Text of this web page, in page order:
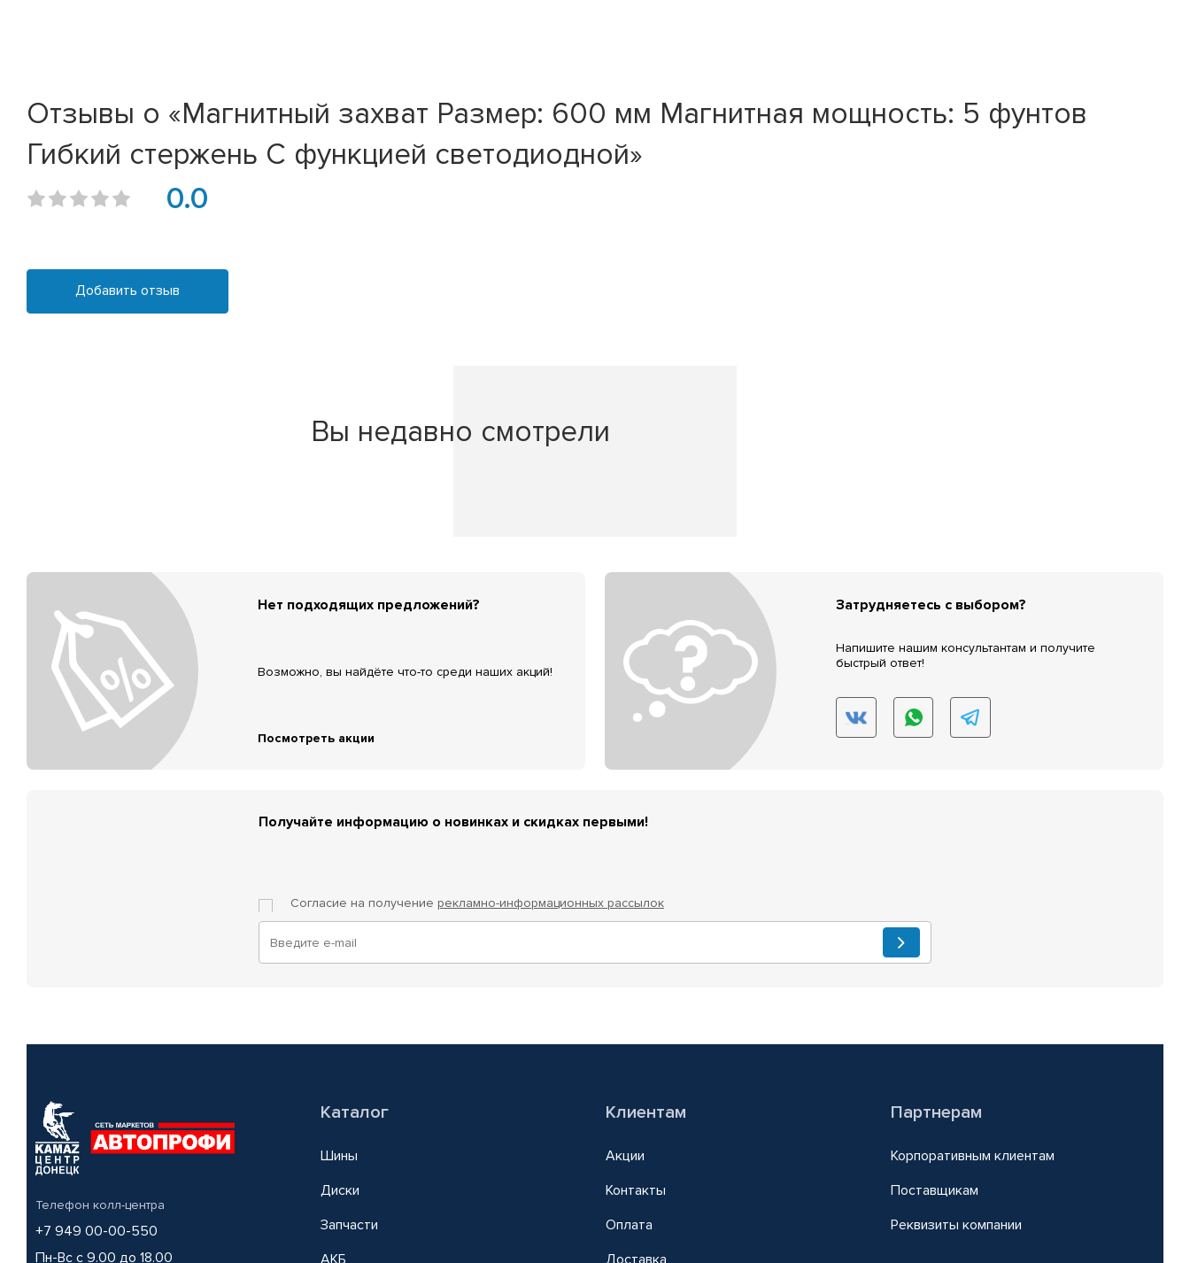
Отзывы о «Магнитный захват Размер: 600 мм Магнитная мощность: 5 фунтов
Гибкий стержень С функцией светодиодной»
0.0
Добавить отзыв
Вы недавно смотрели
Нет подходящих предложений?
Возможно, вы найдёте что-то среди наших акций!
Посмотреть акции
Затрудняетесь с выбором?
Напишите нашим консультантам и получите
быстрый ответ!
Получайте информацию о новинках и скидках первыми!
Согласие на получение рекламно-информационных рассылок
Телефон колл-центра
+7 949 00-00-550
Пн-Вс с 9.00 до 18.00
Каталог
Шины
Диски
Запчасти
АКБ
Клиентам
Акции
Контакты
Оплата
Доставка
Партнерам
Корпоративным клиентам
Поставщикам
Реквизиты компании